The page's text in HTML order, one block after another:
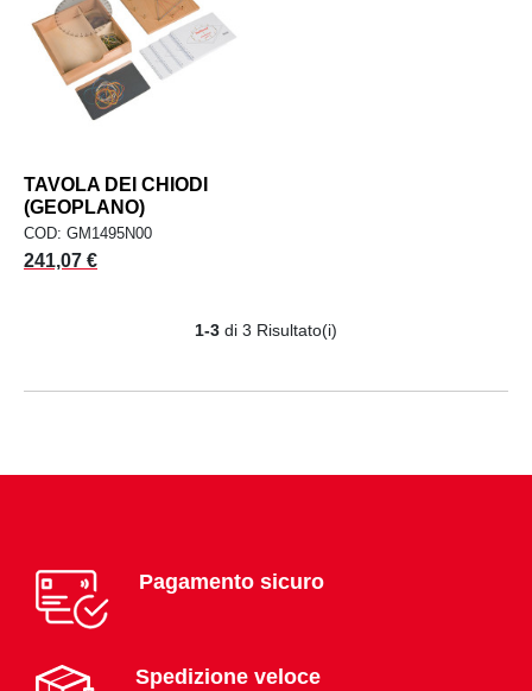
TAVOLA DEI CHIODI
(GEOPLANO)
COD: GM1495N00
Prezzo
241,07 €
1-3 di 3 Risultato(i)
Pagamento sicuro
Spedizione veloce